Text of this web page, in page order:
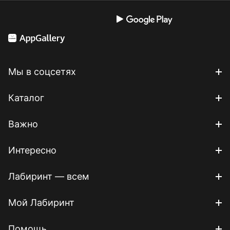
Мы в соцсетях
Каталог
Важно
Интересно
Лабиринт — всем
Мой Лабиринт